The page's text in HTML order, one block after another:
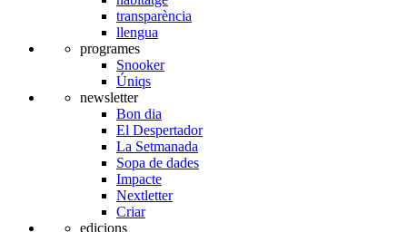
transparència
llengua
programes
Snooker
Úniqs
newsletter
Bon dia
El Despertador
La Setmanada
Sopa de dades
Impacte
Nextletter
Criar
edicions